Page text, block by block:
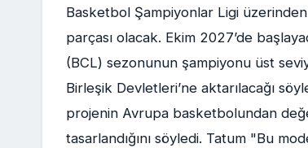
Basketbol Şampiyonlar Ligi
parçası olacak. Ekim 2027’de
(BCL) sezonunun şampiyonu üst
Birleşik Devletleri’ne aktarılacağı
projenin Avrupa basketbolundan
tasarlandığını söyledi. Tatum "Bu